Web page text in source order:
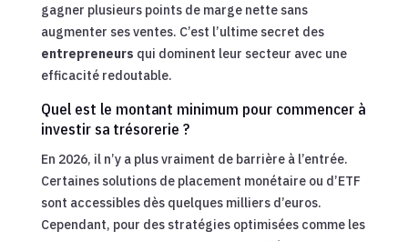
gagner plusieurs points de marge nette sans
augmenter ses ventes. C’est l’ultime secret des
entrepreneurs qui dominent leur secteur avec une
efficacité redoutable.
Quel est le montant minimum pour commencer à
investir sa trésorerie ?
En 2026, il n’y a plus vraiment de barrière à l’entrée.
Certaines solutions de placement monétaire ou d’ETF
sont accessibles dès quelques milliers d’euros.
Cependant, pour des stratégies optimisées comme les